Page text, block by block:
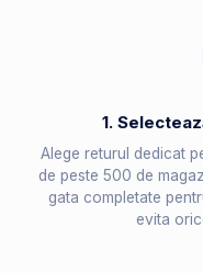
1.
Alege returul dedicat
de peste 500 de
gata completate
evita